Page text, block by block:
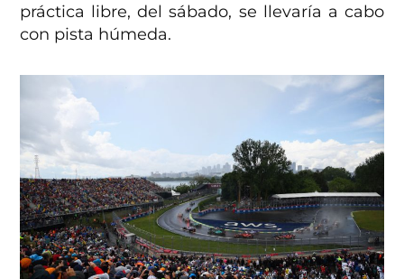
práctica libre, del sábado, se llevaría a cabo
con pista húmeda.